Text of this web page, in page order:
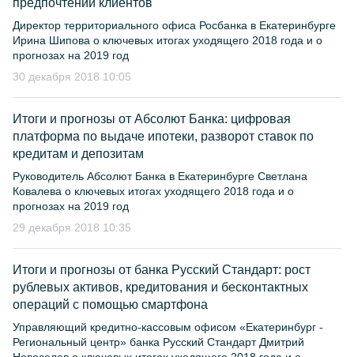
предпочтений клиентов
Директор территориального офиса Росбанка в Екатеринбурге
Ирина Шипова о ключевых итогах уходящего 2018 года и о
прогнозах на 2019 год
30 декабря 2018 10:05
Итоги и прогнозы от Абсолют Банка: цифровая
платформа по выдаче ипотеки, разворот ставок по
кредитам и депозитам
Руководитель Абсолют Банка в Екатеринбурге Светлана
Ковалева о ключевых итогах уходящего 2018 года и о
прогнозах на 2019 год
29 декабря 2018 10:35
Итоги и прогнозы от банка Русский Стандарт: рост
рублевых активов, кредитования и бесконтактных
операций с помощью смартфона
Управляющий кредитно-кассовым офисом «Екатеринбург -
Региональный центр» банка Русский Стандарт Дмитрий